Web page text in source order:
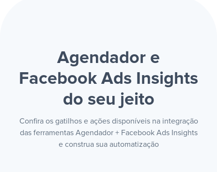
Agendador e
Facebook Ads Insights
do seu jeito
Confira os gatilhos e ações disponíveis na integração
das ferramentas Agendador + Facebook Ads Insights
e construa sua automatização